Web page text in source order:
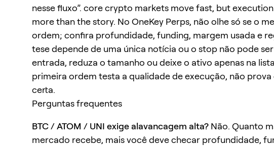
nesse fluxo”. core crypto markets move fast, but
more than the story. No OneKey Perps, não olhe só se o
ordem; confira profundidade, funding, margem usada e
tese depende de uma única notícia ou o stop não pode
entrada, reduza o tamanho ou deixe o ativo apenas na
primeira ordem testa a qualidade de execução, não prova
certa.
Perguntas frequentes
BTC / ATOM / UNI exige alavancagem alta? Não. Quanto
mercado recebe, mais você deve checar profundidade,